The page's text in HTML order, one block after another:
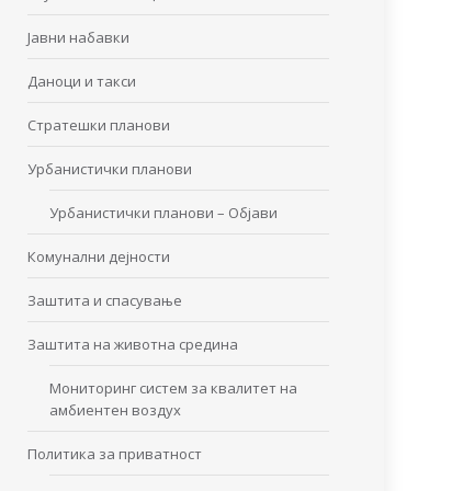
Јавни набавки
Даноци и такси
Стратешки планови
Урбанистички планови
Урбанистички планови – Објави
Комунални дејности
Заштита и спасување
Заштита на животна средина
Мониторинг систем за квалитет на
амбиентен воздух
Политика за приватност